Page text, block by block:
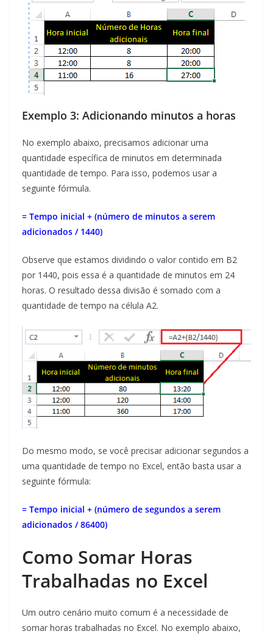
Exemplo 3: Adicionando minutos a horas
No exemplo abaixo, precisamos adicionar uma
quantidade específica de minutos em determinada
quantidade de tempo. Para isso, podemos usar a
seguinte fórmula.
= Tempo inicial + (número de minutos a serem
adicionados / 1440)
Observe que estamos dividindo o valor contido em B2
por 1440, pois essa é a quantidade de minutos em 24
horas. O resultado dessa divisão é somado com a
quantidade de tempo na célula A2.
Do mesmo modo, se você precisar adicionar segundos a
uma quantidade de tempo no Excel, então basta usar a
seguinte fórmula:
= Tempo inicial + (número de segundos a serem
adicionados / 86400)
Como Somar Horas
Trabalhadas no Excel
Um outro cenário muito comum é a necessidade de
somar horas trabalhadas no Excel. No exemplo abaixo,